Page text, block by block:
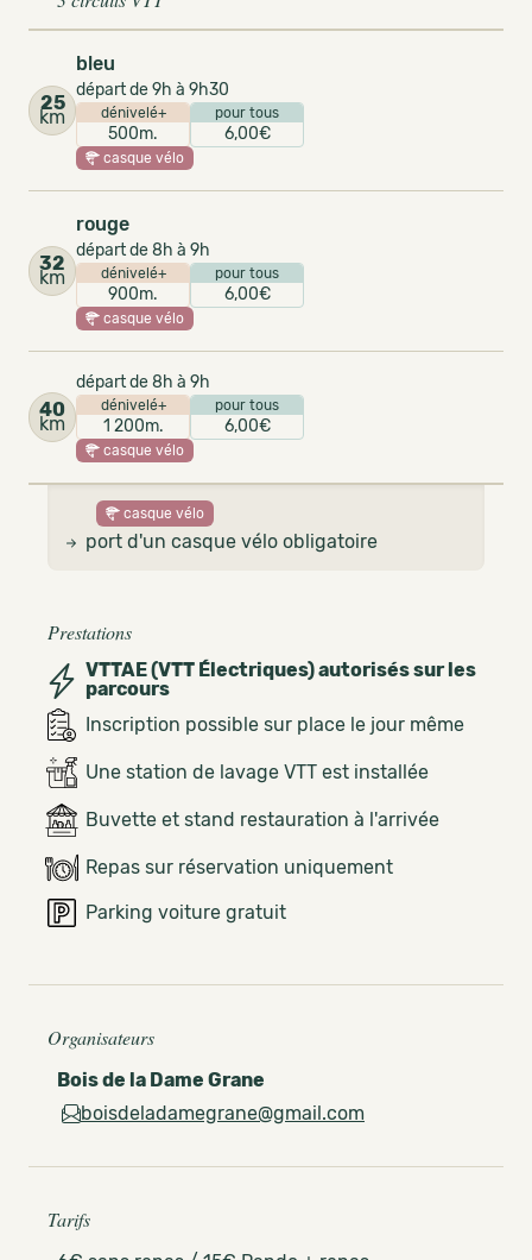
25
km
bleu
départ de 9h à 9h30
dénivelé+
500m.
pour tous
6,00€
casque vélo
32
km
rouge
départ de 8h à 9h
dénivelé+
900m.
pour tous
6,00€
casque vélo
40
km
départ de 8h à 9h
dénivelé+
1 200m.
pour tous
6,00€
casque vélo
casque vélo
port d'un casque vélo obligatoire
Prestations
VTTAE (VTT Électriques) autorisés sur les
parcours
Inscription possible sur place le jour même
Une station de lavage VTT est installée
Buvette et stand restauration à l'arrivée
Repas sur réservation uniquement
Parking voiture gratuit
Organisateurs
Bois de la Dame Grane
boisdeladamegrane@gmail.com
Tarifs